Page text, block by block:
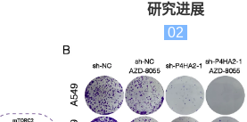
研究进展
02